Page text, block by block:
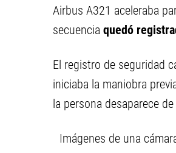
Airbus A321 aceleraba
secuencia quedó
El registro de seguridad
iniciaba la maniobra
la persona desaparece
Imágenes de una